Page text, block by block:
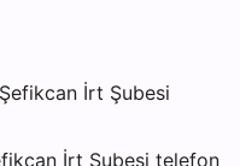
İrt Şubesi
İrt Şubesi telefon